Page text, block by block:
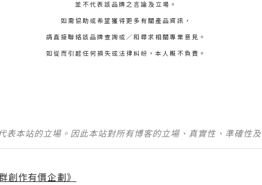
並不代表該品牌之言論及立場。
如需協助或希望獲得更多有關產品資訊，
請直接聯絡該品牌查詢或∕和尋求相關專業意見。
如從而引起任何損失或法律糾紛，本人概不負責。
表本站的立場。因此本站對所有博客的立場、真實性、準確性
創作有價企劃》